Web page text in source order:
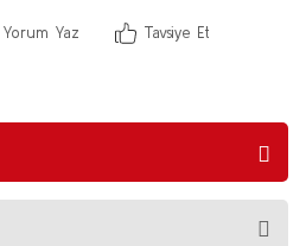
Yorum Yaz Tavsiye Et